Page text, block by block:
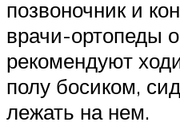
позвоночник и
врачи-ортопеды
рекомендуют
полу босиком,
лежать на нем.